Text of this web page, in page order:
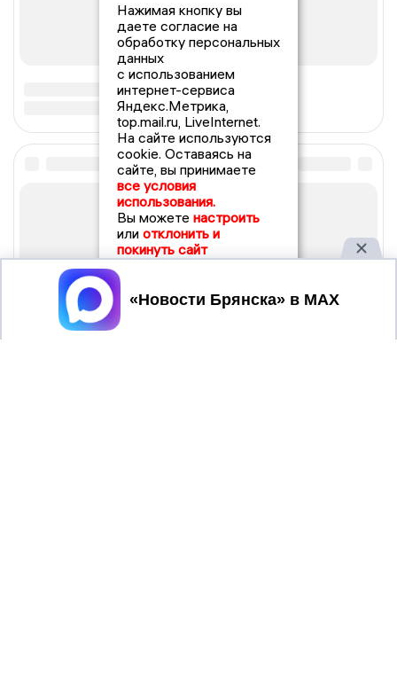
Нажимая кнопку вы
даете согласие на
обработку персональных
данных
с использованием
интернет-сервиса
Яндекс.Метрика,
top.mail.ru, LiveInternet.
На сайте используются
cookie. Оставаясь на
сайте, вы принимаете
все условия
использования.
Вы можете настроить
или отклонить и
покинуть сайт
Принять